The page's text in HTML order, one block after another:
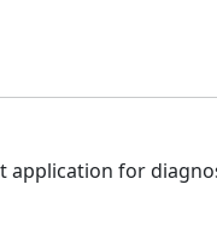
application for